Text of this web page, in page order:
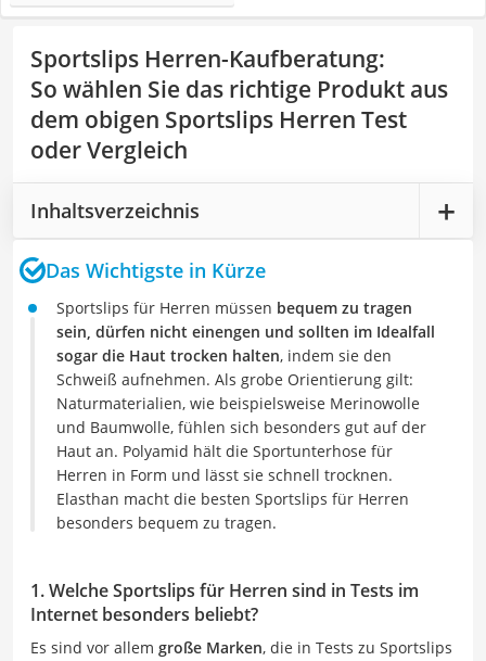
Sportslips Herren-Kaufberatung:
So wählen Sie das richtige Produkt aus
dem obigen Sportslips Herren Test
oder Vergleich
Inhaltsverzeichnis
Das Wichtigste in Kürze
Sportslips für Herren müssen bequem zu tragen
sein, dürfen nicht einengen und sollten im Idealfall
sogar die Haut trocken halten, indem sie den
Schweiß aufnehmen. Als grobe Orientierung gilt:
Naturmaterialien, wie beispielsweise Merinowolle
und Baumwolle, fühlen sich besonders gut auf der
Haut an. Polyamid hält die Sportunterhose für
Herren in Form und lässt sie schnell trocknen.
Elasthan macht die besten Sportslips für Herren
besonders bequem zu tragen.
1. Welche Sportslips für Herren sind in Tests im
Internet besonders beliebt?
Es sind vor allem große Marken, die in Tests zu Sportslips